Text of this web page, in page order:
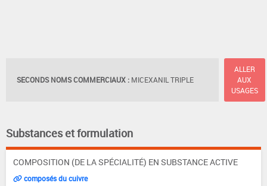
SECONDS NOMS COMMERCIAUX : MICEXANIL TRIPLE
ALLER
AUX
USAGES
Substances et formulation
COMPOSITION (DE LA SPÉCIALITÉ) EN SUBSTANCE ACTIVE
composés du cuivre